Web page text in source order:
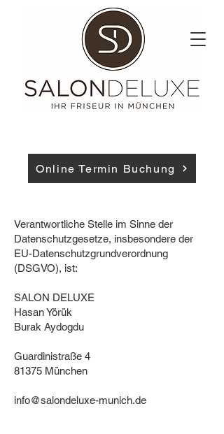
Online Termin Buchung
Verantwortliche Stelle im Sinne der
Datenschutzgesetze, insbesondere der
EU-Datenschutzgrundverordnung
(DSGVO), ist:
SALON DELUXE
Hasan Yörük
Burak Aydogdu
Guardinistraße 4
81375 München
info@salondeluxe-munich.de